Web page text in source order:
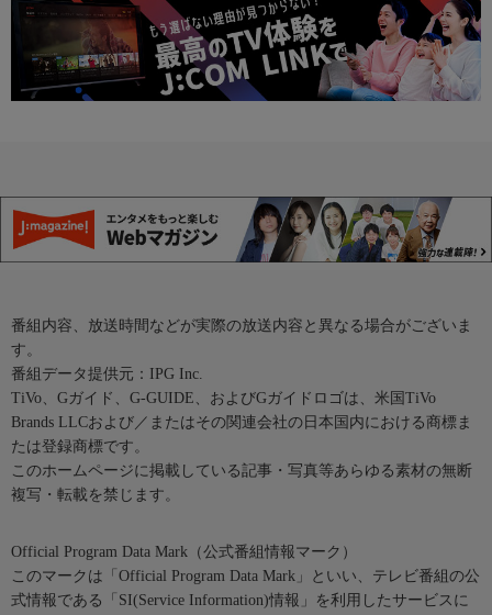
番組内容、放送時間などが実際の放送内容と異なる場合がございま
す。
番組データ提供元：IPG Inc.
TiVo、Gガイド、G-GUIDE、およびGガイドロゴは、米国TiVo
Brands LLCおよび／またはその関連会社の日本国内における商標ま
たは登録商標です。
このホームページに掲載している記事・写真等あらゆる素材の無断
複写・転載を禁じます。
Official Program Data Mark（公式番組情報マーク）
このマークは「Official Program Data Mark」といい、テレビ番組の公
式情報である「SI(Service Information)情報」を利用したサービスに